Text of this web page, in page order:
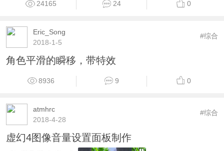
24165 24 0
Eric_Song
2018-1-5
#综合
角色平滑的瞬移，带特效
8936 9 0
atmhrc
2018-4-28
#综合
虚幻4图像音量设置面板制作